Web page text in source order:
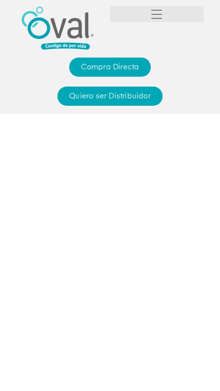
Compra Directa
Quiero ser Distribuidor